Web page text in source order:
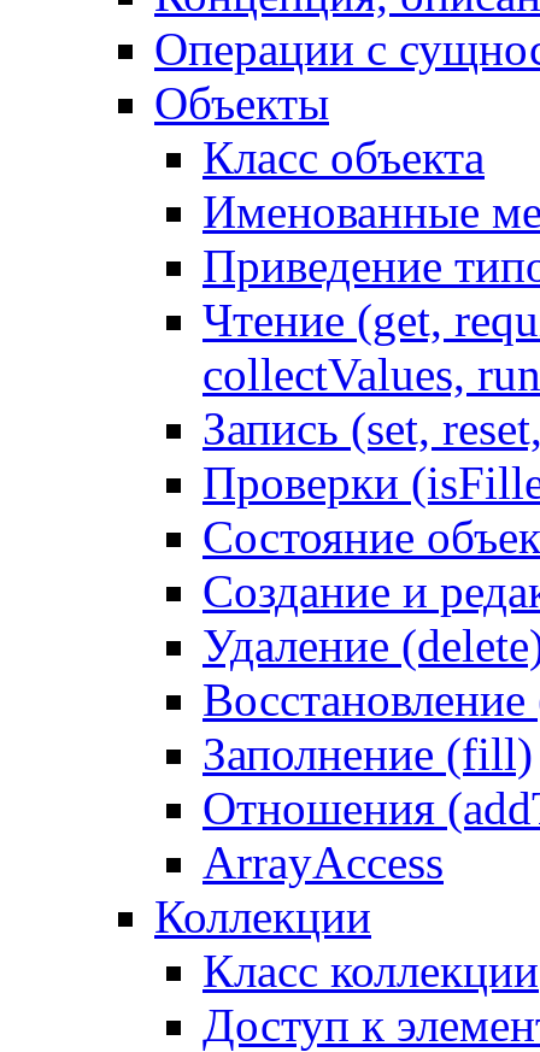
Операции с
Объекты
Класс объекта
Именованные
Приведение
Чтение (get,
collectValues,
Запись (set,
Проверки
Состояние
Создание и
Удаление
Заполнение (fill)
Отношения
ArrayAccess
Коллекции
Класс коллекции
Доступ к